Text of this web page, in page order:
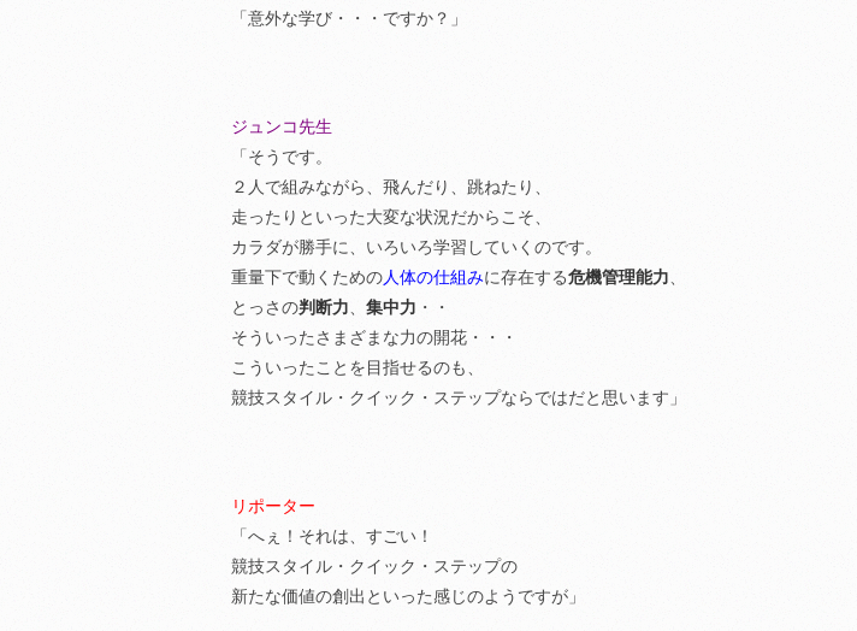
「意外な学び・・・ですか？」
ジュンコ先生
「そうです。
２人で組みながら、飛んだり、跳ねたり、
走ったりといった大変な状況だからこそ、
カラダが勝手に、いろいろ学習していくのです。
重量下で動くための人体の仕組みに存在する危機管理能力
とっさの判断力 集中力 ・・
そういったさまざまな力の開花・・・
こういったことを目指せるのも、
競技スタイル・クイック・ステップならではだと思います」
リポーター
「へぇ！それは、すごい！
競技スタイル・クイック・ステップの
新たな価値の創出といった感じのようですが」